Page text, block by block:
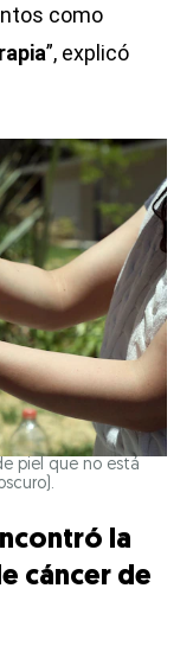
como
”, explicó
piel que no está
la
cáncer de